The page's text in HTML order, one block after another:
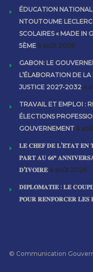
ÉDUCATION
NTOUTOUME
SCOLAIRES « MADE IN
5ÈME 5 août 2026
GABON: LE
L’ÉLABORATION DE
JUSTICE 2027-2032 4
TRAVAIL ET EMPLOI :
ÉLECTIONS
GOUVERNEMENT 4
𝐋𝐄 𝐂𝐇𝐄𝐅 𝐃𝐄 𝐋’𝐄́𝐓𝐀𝐓
𝐏𝐀𝐑𝐓 𝐀𝐔 𝟔𝟔ᵉ
𝐃’𝐈𝐕𝐎𝐈𝐑𝐄 4 août 2026
𝐃𝐈𝐏𝐋𝐎𝐌𝐀𝐓𝐈𝐄 : 𝐋𝐄
𝐏𝐎𝐔𝐑 𝐑𝐄𝐍𝐅𝐎𝐑𝐂𝐄𝐑 𝐋𝐄𝐒
© Communication